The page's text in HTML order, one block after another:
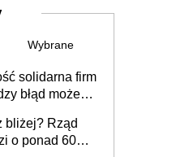
Wybrane
solidarna firm
błąd może
bliżej? Rząd
o ponad 60